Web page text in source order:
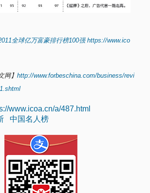
全球亿万富豪排行榜100强 https://www.ico
网】 http://www.forbeschina.com/business/revi
www.icoa.cn/a/487.html
中国名人榜